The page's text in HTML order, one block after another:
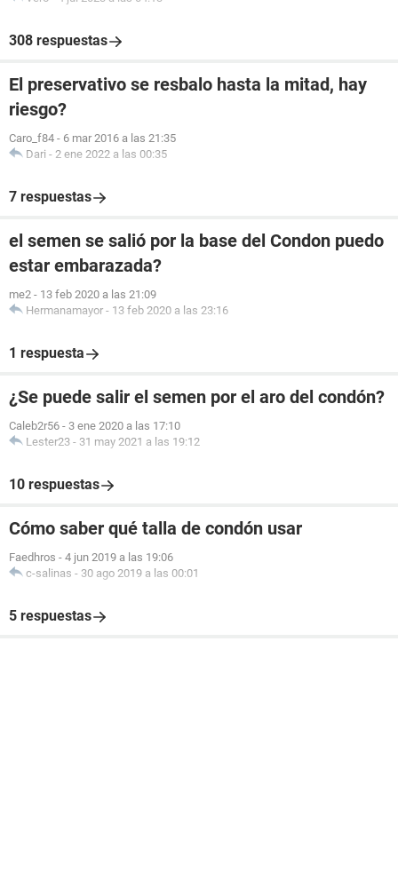
308 respuestas
El preservativo se resbalo hasta la mitad, hay
riesgo?
Caro_f84 - 6 mar 2016 a las 21:35
Dari - 2 ene 2022 a las 00:35
7 respuestas
el semen se salió por la base del Condon puedo
estar embarazada?
me2 - 13 feb 2020 a las 21:09
Hermanamayor - 13 feb 2020 a las 23:16
1 respuesta
¿Se puede salir el semen por el aro del condón?
Caleb2r56 - 3 ene 2020 a las 17:10
Lester23 - 31 may 2021 a las 19:12
10 respuestas
Cómo saber qué talla de condón usar
Faedhros - 4 jun 2019 a las 19:06
c-salinas - 30 ago 2019 a las 00:01
5 respuestas